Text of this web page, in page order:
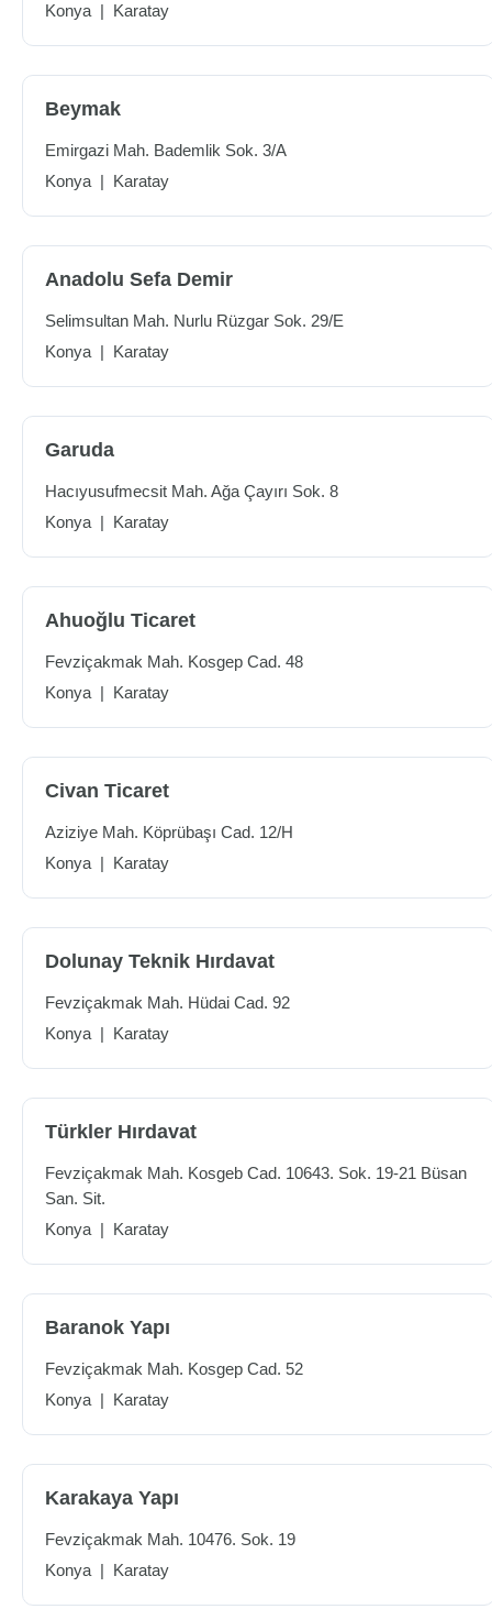
Konya | Karatay
Beymak
Emirgazi Mah. Bademlik Sok. 3/A
Konya | Karatay
Anadolu Sefa Demir
Selimsultan Mah. Nurlu Rüzgar Sok. 29/E
Konya | Karatay
Garuda
Hacıyusufmecsit Mah. Ağa Çayırı Sok. 8
Konya | Karatay
Ahuoğlu Ticaret
Fevziçakmak Mah. Kosgep Cad. 48
Konya | Karatay
Civan Ticaret
Aziziye Mah. Köprübaşı Cad. 12/H
Konya | Karatay
Dolunay Teknik Hırdavat
Fevziçakmak Mah. Hüdai Cad. 92
Konya | Karatay
Türkler Hırdavat
Fevziçakmak Mah. Kosgeb Cad. 10643. Sok. 19-21 Büsan
San. Sit.
Konya | Karatay
Baranok Yapı
Fevziçakmak Mah. Kosgep Cad. 52
Konya | Karatay
Karakaya Yapı
Fevziçakmak Mah. 10476. Sok. 19
Konya | Karatay